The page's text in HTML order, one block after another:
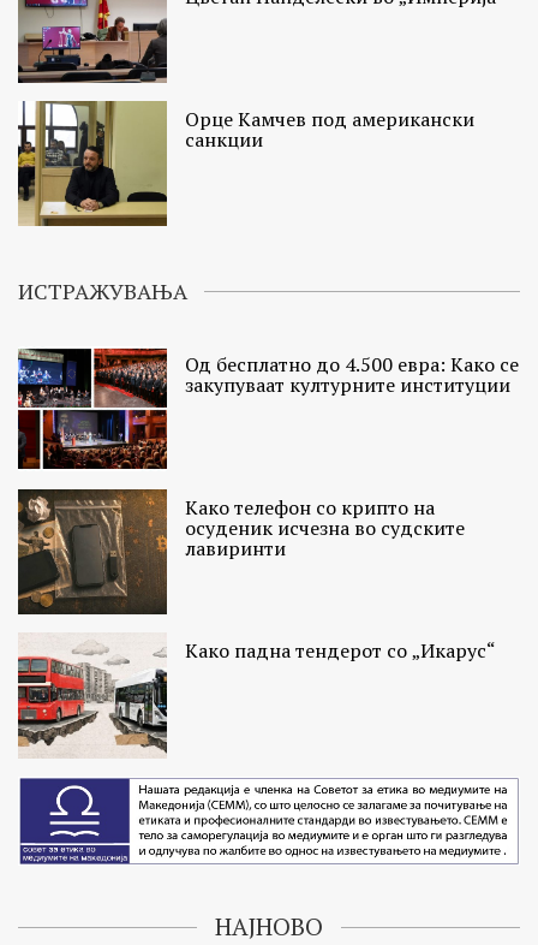
Орце Камчев под американски
санкции
ИСТРАЖУВАЊА
Од бесплатно до 4.500 евра: Како се
закупуваат културните институции
Како телефон со крипто на
осуденик исчезна во судските
лавиринти
Како падна тендерот со „Икарус“
НАЈНОВО